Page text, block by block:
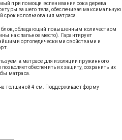
при помощи вспенивания сока дерева
вашего тела, обеспечивая максимальную
срок использования матраса.
обладающий повышенным количеством
на спальное место). Гарантирует
ортопедическими свойствами и
в матрасе для изоляции пружинного
обеспечить их защиту, сохранить их
матраса.
толщиной 4 см. Поддерживает форму